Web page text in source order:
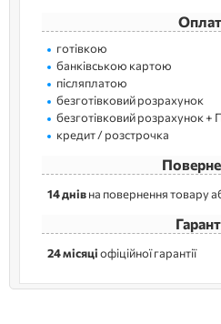
готівкою
банківською картою
післяплатою
безготівковий розрахунок
безготівковий розрахунок +
кредит / розстрочка
14 днівна повернення товару
24 місяціофіційної гарантії